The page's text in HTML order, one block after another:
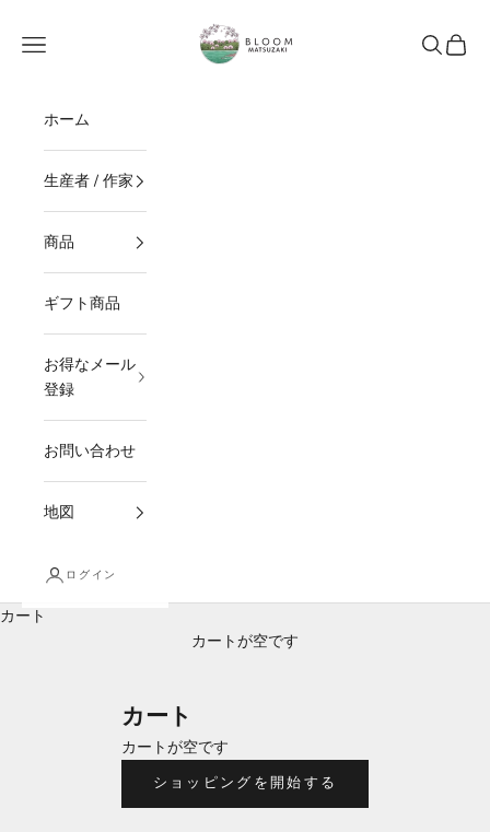
BLOOM MATSUZAKI
メニュー 検索カート
ホーム
生産者 / 作家
商品
ギフト商品
お得なメール
登録
お問い合わせ
地図
ログイン
カート
カートが空です
カート
カートが空です
ショッピングを開始する